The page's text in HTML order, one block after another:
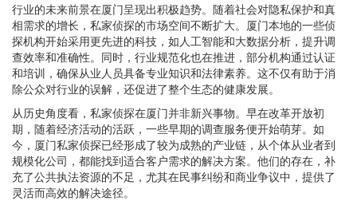
行业的未来前景在厦门呈现出积极趋势。随着社会对隐私保护和真
相需求的增长，私家侦探的市场空间不断扩大。厦门本地的一些侦
探机构开始采用更先进的科技，如人工智能和大数据分析，提升调
查效率和准确性。同时，行业规范化也在推进，部分机构通过认证
和培训，确保从业人员具备专业知识和法律素养。这不仅有助于消
除公众对行业的误解，还促进了整个生态的健康发展。
从历史角度看，私家侦探在厦门并非新兴事物。早在改革开放初
期，随着经济活动的活跃，一些早期的调查服务便开始萌芽。如
今，厦门私家侦探已经形成了较为成熟的产业链，从个体从业者到
规模化公司，都能找到适合客户需求的解决方案。他们的存在，补
充了公共执法资源的不足，尤其在民事纠纷和商业争议中，提供了
灵活而高效的解决途径。